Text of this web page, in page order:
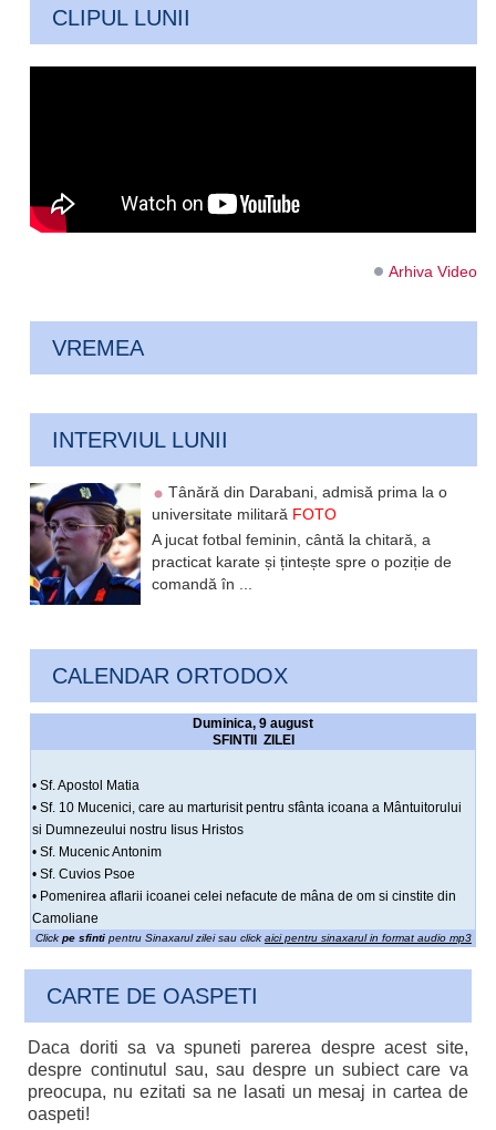
CLIPUL LUNII
Arhiva Video
VREMEA
INTERVIUL LUNII
Tânără din Darabani, admisă prima la o
universitate militară FOTO
A jucat fotbal feminin, cântă la chitară, a
practicat karate și țintește spre o poziție de
comandă în ...
CALENDAR ORTODOX
Duminica, 9 august
SFINTII ZILEI
• Sf. Apostol Matia
• Sf. 10 Mucenici, care au marturisit pentru sfânta icoana a Mântuitorului
si Dumnezeului nostru Iisus Hristos
• Sf. Mucenic Antonim
• Sf. Cuvios Psoe
• Pomenirea aflarii icoanei celei nefacute de mâna de om si cinstite din
Camoliane
Click pe sfintipentru Sinaxarul zilei sau click aici pentru sinaxarul in format audio mp3
CARTE DE OASPETI
Daca doriti sa va spuneti parerea despre acest site,
despre continutul sau, sau despre un subiect care va
preocupa, nu ezitati sa ne lasati un mesaj in cartea de
oaspeti!